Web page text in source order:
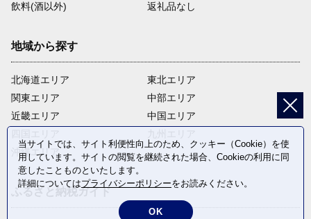
飲料(酒以外)
返礼品なし
地域から探す
北海道エリア
関東エリア
近畿エリア
沖縄エリア
東北エリア
中部エリア
中国エリア
ふるさと納税ガイド
当サイトでは、サイト利便性向上のため、クッキー（Cookie）を使
用しています。サイトの閲覧を継続された場合、Cookieの利用に同
意したことものといたします。
詳細についてはプライバシーポリシーをお読みください。
OK